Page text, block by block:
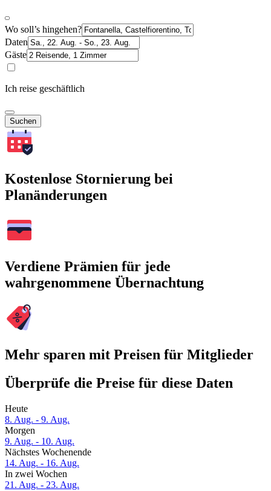
Wo soll’s hingehen?
Daten
Gäste
Ich reise geschäftlich
Suchen
Kostenlose Stornierung bei
Planänderungen
Verdiene Prämien für jede
wahrgenommene Übernachtung
Mehr sparen mit Preisen für Mitglieder
Überprüfe die Preise für diese Daten
Heute
8. Aug. - 9. Aug.
Morgen
9. Aug. - 10. Aug.
Nächstes Wochenende
14. Aug. - 16. Aug.
In zwei Wochen
21. Aug. - 23. Aug.